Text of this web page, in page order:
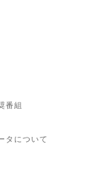
番組
タについて